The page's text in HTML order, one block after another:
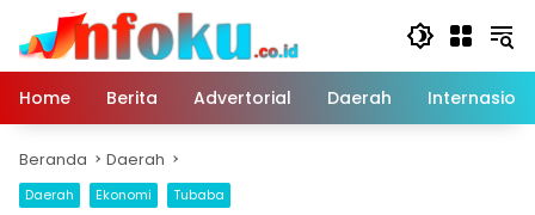
Langsung
konten
Home
Berita Advertorial Daerah
Beranda Daerah
Daerah Ekonomi Tubaba